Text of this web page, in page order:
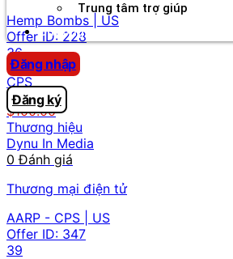
Trung tâm trợ giúp
Chương Trình Creator
Đăng nhập
Đăng ký
Hemp Bombs | US
Offer ID: 228
36
CPS
$100.00
Thương hiệu
Dynu In Media
0 Đánh giá
Thương mại điện tử
AARP - CPS | US
Offer ID: 347
39